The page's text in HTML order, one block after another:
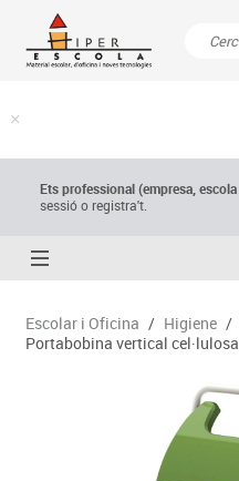
Ets professional (empresa,escola
sessió o registra't.
Escolar i Oficina / Higiene /
Portabobina vertical cel·lulosa